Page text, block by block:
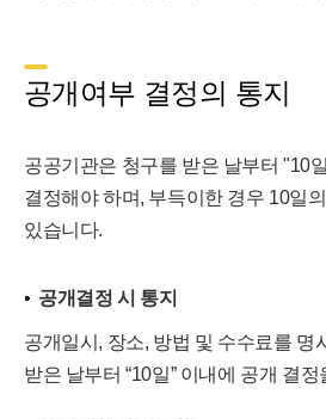
공개여부 결정의 통지
공공기관은 청구를 받은 날부터 "10
결정해야 하며, 부득이한 경우 10일
있습니다.
공개결정 시 통지
공개일시, 장소, 방법 및 수수료를 명
받은 날부터 “10일” 이내에 공개 결